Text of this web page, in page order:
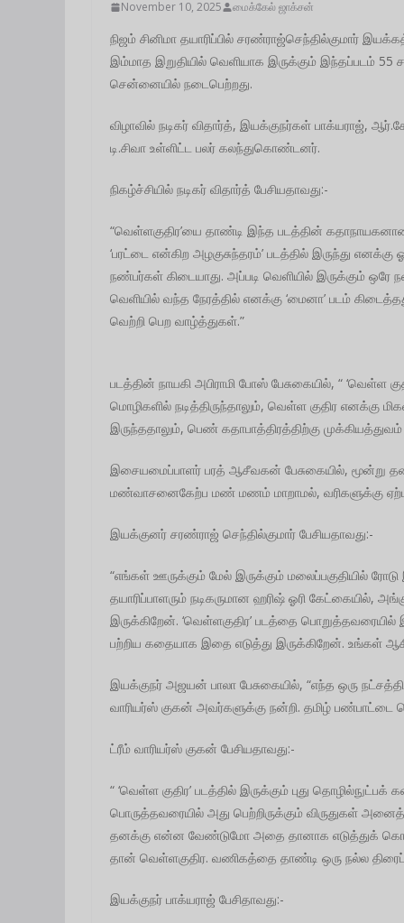
November 10, 2025 மைக்கேல் ஜாக்சன்
நிஜம் சினிமா தயாரிப்பில் சரண்ராஜ்செந்தில்குமார்
இம்மாத இறுதியில் வெளியாக இருக்கும் இந்தப்படம்
சென்னையில் நடைபெற்றது.
விழாவில் நடிகர் விதார்த், இயக்குநர்கள் பாக்யராஜ்,
டி.சிவா உள்ளிட்ட பலர் கலந்துகொண்டனர்.
நிகழ்ச்சியில் நடிகர் விதார்த் பேசியதாவது:-
“வெள்ளகுதிர’யை தாண்டி இந்த படத்தின்
‘பரட்டை என்கிற அழகுசுந்தரம்’ படத்தில் இருந்து
நண்பர்கள் கிடையாது. அப்படி வெளியில் இருக்கும்
வெளியில் வந்த நேரத்தில் எனக்கு ‘மைனா’ படம்
வெற்றி பெற வாழ்த்துகள்.”
படத்தின் நாயகி அபிராமி போஸ் பேசுகையில், “ ‘வெள்ள
மொழிகளில் நடித்திருந்தாலும், வெள்ள குதிர எனக்கு
இருந்ததாலும், பெண் கதாபாத்திரத்திற்கு
இசையமைப்பாளர் பரத் ஆசீவகன் பேசுகையில், மூன்று
மண்வாசனைகேற்ப மண் மணம் மாறாமல், வரிகளுக்கு
இயக்குனர் சரண்ராஜ் செந்தில்குமார் பேசியதாவது:-
“எங்கள் ஊருக்கும் மேல் இருக்கும் மலைப்பகுதியில்
தயாரிப்பாளரும் நடிகருமான ஹரிஷ் ஓரி கேட்கையில்,
இருக்கிறேன். ‘வெள்ளகுதிர’ படத்தை
பற்றிய கதையாக இதை எடுத்து இருக்கிறேன். உங்கள்
இயக்குநர் அஜயன் பாலா பேசுகையில், “எந்த ஒரு
வாரியர்ஸ் குகன் அவர்களுக்கு நன்றி. தமிழ் பண்பாட்டை
ட்ரீம் வாரியர்ஸ் குகன் பேசியதாவது:-
“ ‘வெள்ள குதிர’ படத்தில் இருக்கும் புது
பொருத்தவரையில் அது பெற்றிருக்கும் விருதுகள்
தனக்கு என்ன வேண்டுமோ அதை தானாக எடுத்துக்
தான் வெள்ளகுதிர. வணிகத்தை தாண்டி ஒரு நல்ல
இயக்குநர் பாக்யராஜ் பேசிதாவது:-